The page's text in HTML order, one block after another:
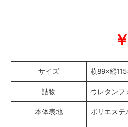
サイズ 横89×縦
詰物 ウレタンフ
本体表地 ポリエステ